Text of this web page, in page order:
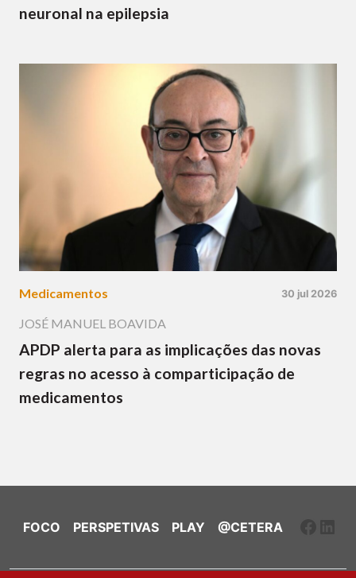
neuronal na epilepsia
Medicamentos 30 jul 2026
JOSÉ MANUEL BOAVIDA
APDP alerta para as implicações das novas
regras no acesso à comparticipação de
medicamentos
FOCO PERSPETIVAS PLAY @CETERA